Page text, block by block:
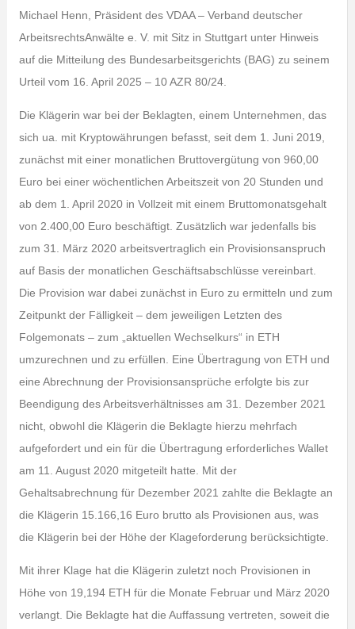
Michael Henn, Präsident des VDAA – Verband deutscher
ArbeitsrechtsAnwälte e. V. mit Sitz in Stuttgart unter Hinweis
auf die Mitteilung des Bundesarbeitsgerichts (BAG) zu seinem
Urteil vom 16. April 2025 – 10 AZR 80/24.
Die Klägerin war bei der Beklagten, einem Unternehmen, das
sich ua. mit Kryptowährungen befasst, seit dem 1. Juni 2019,
zunächst mit einer monatlichen Bruttovergütung von 960,00
Euro bei einer wöchentlichen Arbeitszeit von 20 Stunden und
ab dem 1. April 2020 in Vollzeit mit einem Bruttomonatsgehalt
von 2.400,00 Euro beschäftigt. Zusätzlich war jedenfalls bis
zum 31. März 2020 arbeitsvertraglich ein Provisionsanspruch
auf Basis der monatlichen Geschäftsabschlüsse vereinbart.
Die Provision war dabei zunächst in Euro zu ermitteln und zum
Zeitpunkt der Fälligkeit – dem jeweiligen Letzten des
Folgemonats – zum „aktuellen Wechselkurs“ in ETH
umzurechnen und zu erfüllen. Eine Übertragung von ETH und
eine Abrechnung der Provisionsansprüche erfolgte bis zur
Beendigung des Arbeitsverhältnisses am 31. Dezember 2021
nicht, obwohl die Klägerin die Beklagte hierzu mehrfach
aufgefordert und ein für die Übertragung erforderliches Wallet
am 11. August 2020 mitgeteilt hatte. Mit der
Gehaltsabrechnung für Dezember 2021 zahlte die Beklagte an
die Klägerin 15.166,16 Euro brutto als Provisionen aus, was
die Klägerin bei der Höhe der Klageforderung berücksichtigte.
Mit ihrer Klage hat die Klägerin zuletzt noch Provisionen in
Höhe von 19,194 ETH für die Monate Februar und März 2020
verlangt. Die Beklagte hat die Auffassung vertreten, soweit die